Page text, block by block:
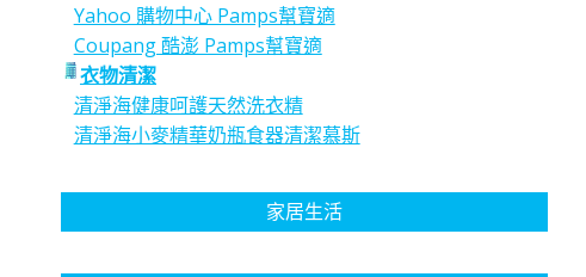
Yahoo 購物中心 Pamps幫寶適
Coupang 酷澎 Pamps幫寶適
衣物清潔
清淨海健康呵護天然洗衣精
清淨海小麥精華奶瓶食器清潔慕斯
家居生活